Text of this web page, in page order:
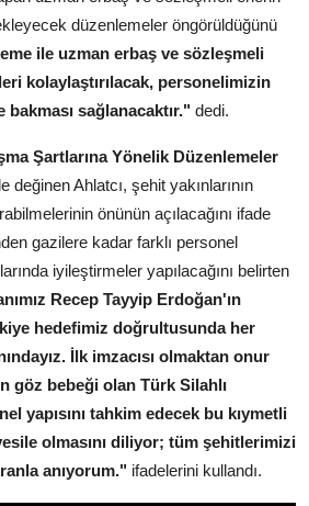
düzenlemeler öngörüldüğünü
ile uzman erbaş ve sözleşmeli
kolaylaştırılacak, personelimizin
sağlanacaktır." dedi.
Şartlarına Yönelik Düzenlemeler
Ahlatcı, şehit yakınlarının
önünün açılacağını ifade
gazilere kadar farklı personel
iyileştirmeler yapılacağını belirten
Recep Tayyip Erdoğan'ın
hedefimiz doğrultusunda her
İlk imzacısı olmaktan onur
göz bebeği olan Türk Silahlı
yapısını tahkim edecek bu kıymetli
olmasını diliyor; tüm şehitlerimizi
anıyorum." ifadelerini kullandı.